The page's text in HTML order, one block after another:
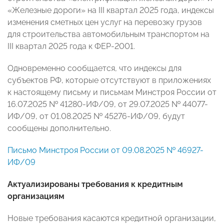
«Железные дороги» на III квартал 2025 года, индексы
изменения сметных цен услуг на перевозку грузов
для строительства автомобильным транспортом на
III квартал 2025 года к ФЕР-2001.
Одновременно сообщается, что индексы для
субъектов РФ, которые отсутствуют в приложениях
к настоящему письму и письмам Минстроя России от
16.07.2025 № 41280-ИФ/09, от 29.07.2025 № 44077-
ИФ/09, от 01.08.2025 № 45276-ИФ/09, будут
сообщены дополнительно.
Письмо Минстроя России от 09.08.2025 № 46927-
ИФ/09
Актуализированы требования к кредитным
организациям
Новые требования касаются кредитной организации,